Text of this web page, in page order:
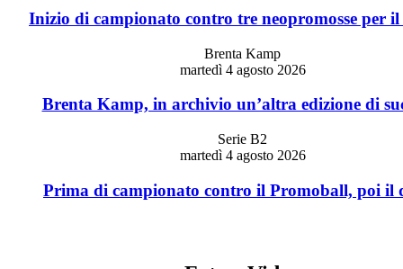
Inizio di campionato contro tre neopromosse per
Brenta Kamp
martedì 4 agosto 2026
Brenta Kamp, in archivio un’altra edizione di
Serie B2
martedì 4 agosto 2026
Prima di campionato contro il Promoball, poi il